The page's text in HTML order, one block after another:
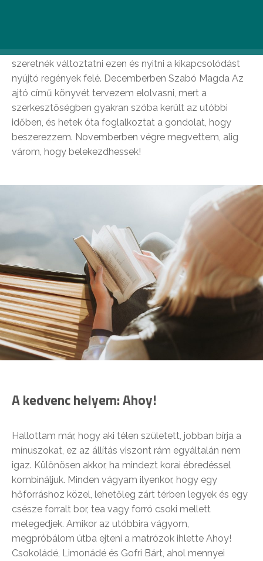
informatív, tényeken alapuló könyveket, a jövőben
szeretnék változtatni ezen és nyitni a kikapcsolódást
nyújtó regények felé. Decemberben Szabó Magda Az
ajtó című könyvét tervezem elolvasni, mert a
szerkesztőségben gyakran szóba került az utóbbi
időben, és hetek óta foglalkoztat a gondolat, hogy
beszerezzem. Novemberben végre megvettem, alig
várom, hogy belekezdhessek!
A kedvenc helyem: Ahoy!
Hallottam már, hogy aki télen született, jobban bírja a
mínuszokat, ez az állítás viszont rám egyáltalán nem
igaz. Különösen akkor, ha mindezt korai ébredéssel
kombináljuk. Minden vágyam ilyenkor, hogy egy
hőforráshoz közel, lehetőleg zárt térben legyek és egy
csésze forralt bor, tea vagy forró csoki mellett
melegedjek. Amikor az utóbbira vágyom,
megpróbálom útba ejteni a matrózok ihlette Ahoy!
Csokoládé, Limonádé és Gofri Bárt, ahol mennyei